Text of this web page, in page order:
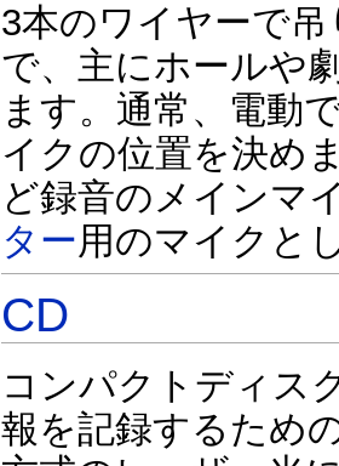
3本のワイヤーで
で、主にホールや
ます。通常、電動
イクの位置を決め
ど録音のメインマ
ター用のマイクと
CD
コンパクトディス
報を記録するため